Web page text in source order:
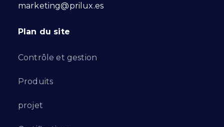
marketing@prilux.es
Plan du site
Contrôle et gestion
Produits
projet